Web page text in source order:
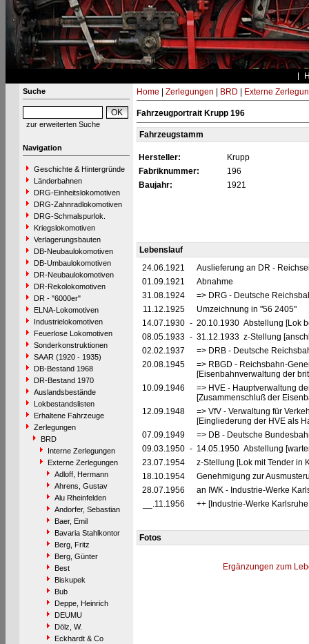
Suche
zur erweiterten Suche
Navigation
Geschichte & Hintergründe
Länderbahnen
DRG-Einheitslokomotiven
DRG-Zahnradlokomotiven
DRG-Schmalspurlok.
Kriegslokomotiven
Verlagerungsbauten
DB-Neubaulokomotiven
DB-Umbaulokomotiven
DR-Neubaulokomotiven
DR-Rekolokomotiven
DR - "6000er"
ELNA-Lokomotiven
Industrielokomotiven
Feuerlose Lokomotiven
Sonderkonstruktionen
SAAR (1920 - 1935)
DB-Bestand 1968
DR-Bestand 1970
Auslandsbestände
Lokbestandslisten
Erhaltene Fahrzeuge
Zerlegungen
BRD
Interne Zerlegungen
Externe Zerlegungen
Adloff, Hermann
Ahrens, Gustav
Alu Rheinfelden
Andorfer, Sebastian
Baer, Emil
Bavaria Stahlkontor
Berg, Fritz
Berg, Günter
Best
Biskupek
Bub
Deppe, Heinrich
DEUMU
Dölz, W.
Eckhardt & Co
Home Zerlegungen BRD Externe
Fahrzeugportrait Krupp 196
Fahrzeugstamm
Hersteller:
Krupp
Fabriknummer:
196
Baujahr:
1921
Lebenslauf
24.06.1921
Auslieferung an DR -
01.09.1921
Abnahme
31.08.1924
=> DRG - Deutsche
11.12.1925
Umzeichnung in "56 2405"
14.07.1930 - 20.10.1930 Abstellung [Lok
08.05.1933 - 31.12.1933 z-Stellung
02.02.1937
=> DRB - Deutsche
20.08.1945
=> RBGD - Reichsbahn-
[Eisenbahnverwaltung der
10.09.1946
=> HVE - Hauptverwaltung
[Zusammenschluß der
12.09.1948
=> VfV - Verwaltung für
[Eingliederung der HVE als
07.09.1949
=> DB - Deutsche
09.03.1950 - 14.05.1950 Abstellung
23.07.1954
z-Stellung [Lok mit Tender in
18.10.1954
Genehmigung zur
28.07.1956
an IWK - Industrie-Werke
__.11.1956
++ [Industrie-Werke
Fotos
Ergänzungen zum